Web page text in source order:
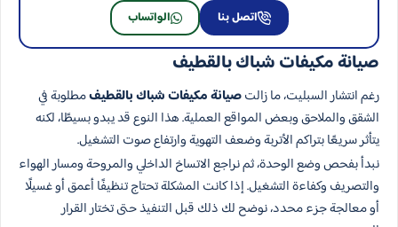
اتصل بنا الواتساب
صيانة مكيفات شباك بالقطيف
رغم انتشار السبليت، ما زالتصيانة مكيفات شباك بالقطيفمطلوبة في
الشقق والملاحق وبعض المواقع العملية. هذا النوع قد يبدو بسيطًا، لكنه
يتأثر سريعًا بتراكم الأتربة وضعف التهوية وارتفاع صوت التشغيل.
نبدأ بفحص وضع الوحدة، ثم نراجع الاتساخ الداخلي والمروحة ومسار الهواء
والتصريف وكفاءة التشغيل. إذا كانت المشكلة تحتاج تنظيفًا أعمق أو غسيلًا
أو معالجة جزء محدد، نوضح لك ذلك قبل التنفيذ حتى تختار القرار